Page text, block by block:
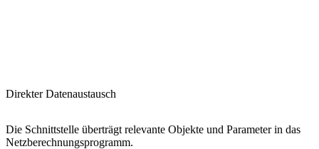
Direkter Datenaustausch
Die Schnittstelle überträgt relevante Objekte und Parameter in das
Netzberechnungsprogramm.